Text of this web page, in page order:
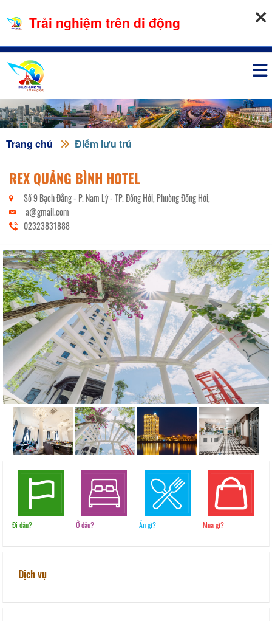
09-08-2026, 10:38:59
Trang chủ Điểm lưu trú
REX QUẢNG BÌNH HOTEL
Số 9 Bạch Đằng - P. Nam Lý - TP. Đồng Hới, Phường Đồng Hới,
a@gmail.com
02323831888
Đi đâu? Ở đâu? Ăn gì? Mua gì?
Dịch vụ
Trải nghiệm trên di động